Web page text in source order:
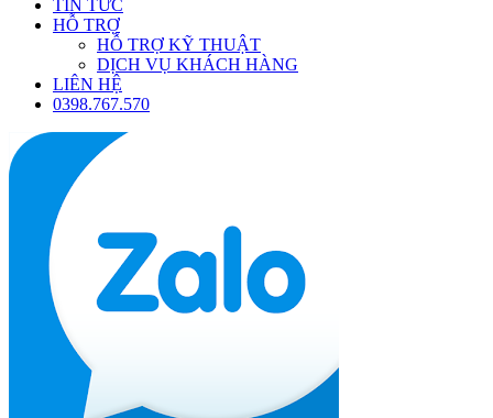
TIN TỨC
HỖ TRỢ
HỖ TRỢ KỸ THUẬT
DỊCH VỤ KHÁCH HÀNG
LIÊN HỆ
0398.767.570